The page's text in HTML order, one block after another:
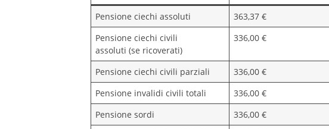
Pensione ciechi assoluti
363,37 €
Pensione ciechi civili
assoluti (se ricoverati)
336,00 €
Pensione ciechi civili parziali 336,00 €
Pensione invalidi civili totali
336,00 €
Pensione sordi
336,00 €